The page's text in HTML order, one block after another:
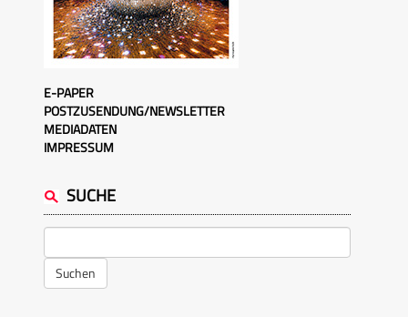
E-PAPER
POSTZUSENDUNG/NEWSLETTER
MEDIADATEN
IMPRESSUM
SUCHE
Suchen